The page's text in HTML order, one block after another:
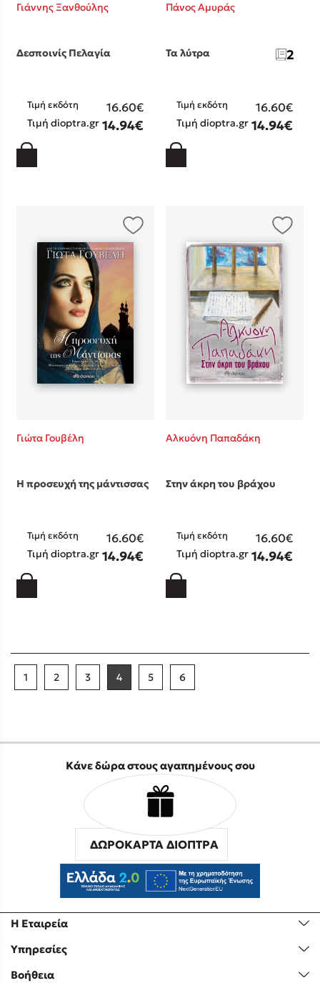
Γιάννης Ξανθούλης
Δεσποινίς Πελαγία
Τιμή εκδότη 16.60€
Τιμή dioptra.gr 14.94€
Πάνος Αμυράς
Τα λύτρα 2
Τιμή εκδότη 16.60€
Τιμή dioptra.gr 14.94€
Γιώτα Γουβέλη
Η προσευχή της μάντισσας
Τιμή εκδότη 16.60€
Τιμή dioptra.gr 14.94€
Αλκυόνη Παπαδάκη
Στην άκρη του βράχου
Τιμή εκδότη 16.60€
Τιμή dioptra.gr 14.94€
1 2 3 4 5 6
Η Εταιρεία
Υπηρεσίες
Βοήθεια
Κάνε δώρα στους αγαπημένους σου
ΔΩΡΟΚΑΡΤΑ ΔΙΟΠΤΡΑ